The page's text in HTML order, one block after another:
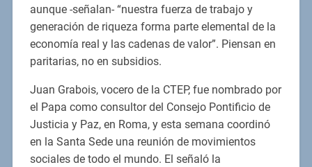
aunque -señalan- “nuestra fuerza de trabajo y
generación de riqueza forma parte elemental de la
economía real y las cadenas de valor”. Piensan en
paritarias, no en subsidios.
Juan Grabois, vocero de la CTEP, fue nombrado por
el Papa como consultor del Consejo Pontificio de
Justicia y Paz, en Roma, y esta semana coordinó
en la Santa Sede una reunión de movimientos
sociales de todo el mundo. El señaló la